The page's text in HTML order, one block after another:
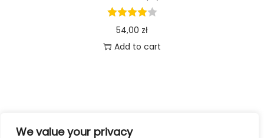
We value your privacy
54,00 zł
Add to cart